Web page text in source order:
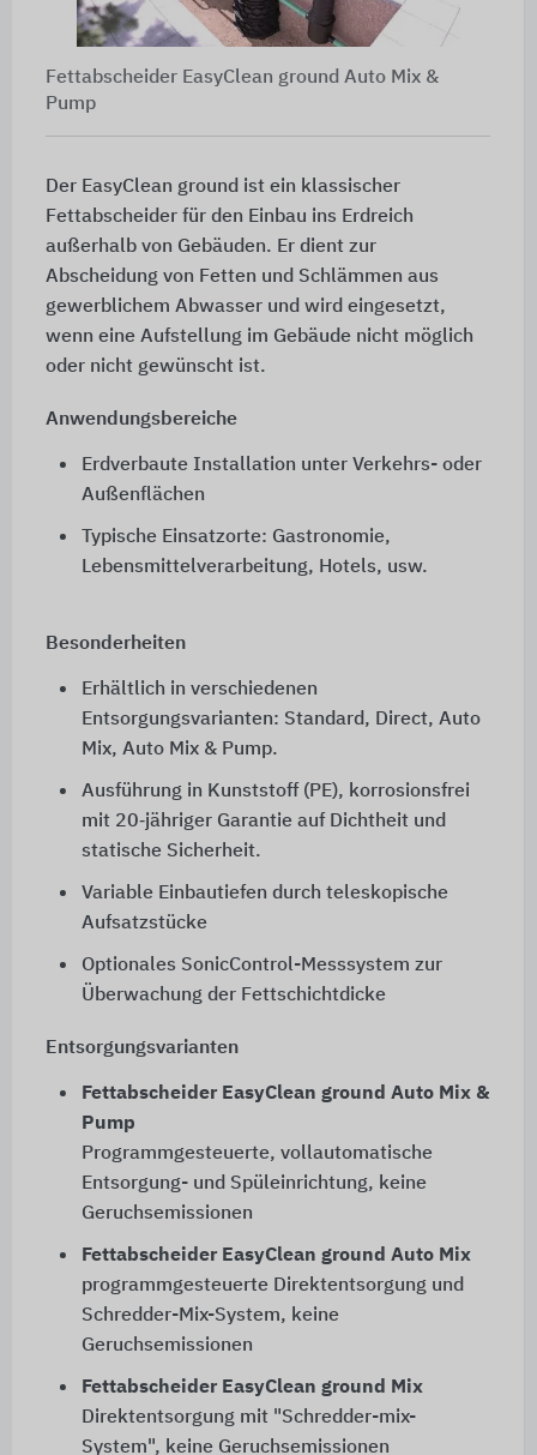
Fettabscheider EasyClean ground Auto Mix &
Pump
Der EasyClean ground ist ein klassischer
Fettabscheider für den Einbau ins Erdreich
außerhalb von Gebäuden. Er dient zur
Abscheidung von Fetten und Schlämmen aus
gewerblichem Abwasser und wird eingesetzt,
wenn eine Aufstellung im Gebäude nicht möglich
oder nicht gewünscht ist.
Anwendungsbereiche
Erdverbaute Installation unter Verkehrs- oder
Außenflächen
Typische Einsatzorte: Gastronomie,
Lebensmittelverarbeitung, Hotels, usw.
Besonderheiten
Erhältlich in verschiedenen
Entsorgungsvarianten: Standard, Direct, Auto
Mix, Auto Mix & Pump.
Ausführung in Kunststoff (PE), korrosionsfrei
mit 20‑jähriger Garantie auf Dichtheit und
statische Sicherheit.
Variable Einbautiefen durch teleskopische
Aufsatzstücke
Optionales SonicControl-Messsystem zur
Überwachung der Fettschichtdicke
Entsorgungsvarianten
Fettabscheider EasyClean ground Auto Mix &
Pump
Programmgesteuerte, vollautomatische
Entsorgung- und Spüleinrichtung, keine
Geruchsemissionen
Fettabscheider EasyClean ground Auto Mix
programmgesteuerte Direktentsorgung und
Schredder-Mix-System, keine
Geruchsemissionen
Fettabscheider EasyClean ground Mix
Direktentsorgung mit "Schredder-mix-
System", keine Geruchsemissionen